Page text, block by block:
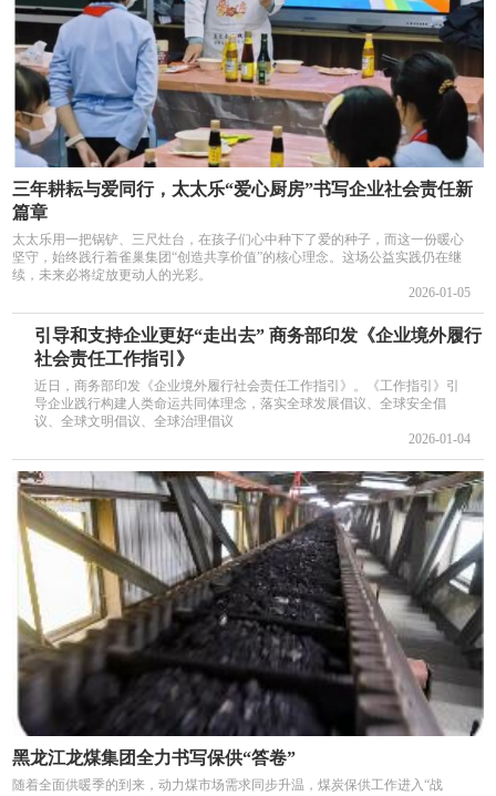
三年耕耘与爱同行，太太乐“爱心厨房”书写企业社会责任新
篇章
太太乐用一把锅铲、三尺灶台，在孩子们心中种下了爱的种子，而这一份暖心
坚守，始终践行着雀巢集团“创造共享价值”的核心理念。这场公益实践仍在继
续，未来必将绽放更动人的光彩。
2026-01-05
引导和支持企业更好“走出去” 商务部印发《企业境外履行
社会责任工作指引》
近日，商务部印发《企业境外履行社会责任工作指引》。《工作指引》引
导企业践行构建人类命运共同体理念，落实全球发展倡议、全球安全倡
议、全球文明倡议、全球治理倡议
2026-01-04
黑龙江龙煤集团全力书写保供“答卷”
随着全面供暖季的到来，动力煤市场需求同步升温，煤炭保供工作进入“战